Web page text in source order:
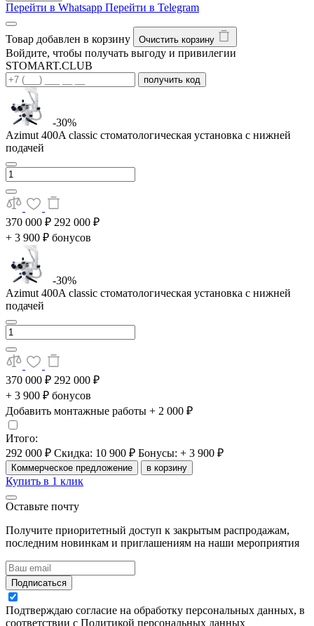
Перейти в Whatsapp Перейти в Telegram
Товар добавлен в корзину Очистить корзину
Войдите, чтобы получать выгоду и привилегии
STOMART.CLUB
получить код
-30%
Azimut 400A classic стоматологическая установка с нижней
подачей
370 000 ₽ 292 000 ₽
+ 3 900 ₽ бонусов
-30%
Azimut 400A classic стоматологическая установка с нижней
подачей
370 000 ₽ 292 000 ₽
+ 3 900 ₽ бонусов
Добавить монтажные работы + 2 000 ₽
Итого:
292 000 ₽ Скидка: 10 900 ₽ Бонусы: + 3 900 ₽
Коммерческое предложение в корзину
Купить в 1 клик
Оставьте почту
Получите приоритетный доступ к закрытым распродажам,
последним новинкам и приглашениям на наши мероприятия
Подписаться
Подтверждаю согласие на обработку персональных данных, в
соответствии с Политикой персональных данных